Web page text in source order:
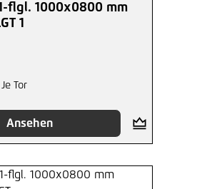
flgl. 1000x0800 mm
1
Tor
Ansehen